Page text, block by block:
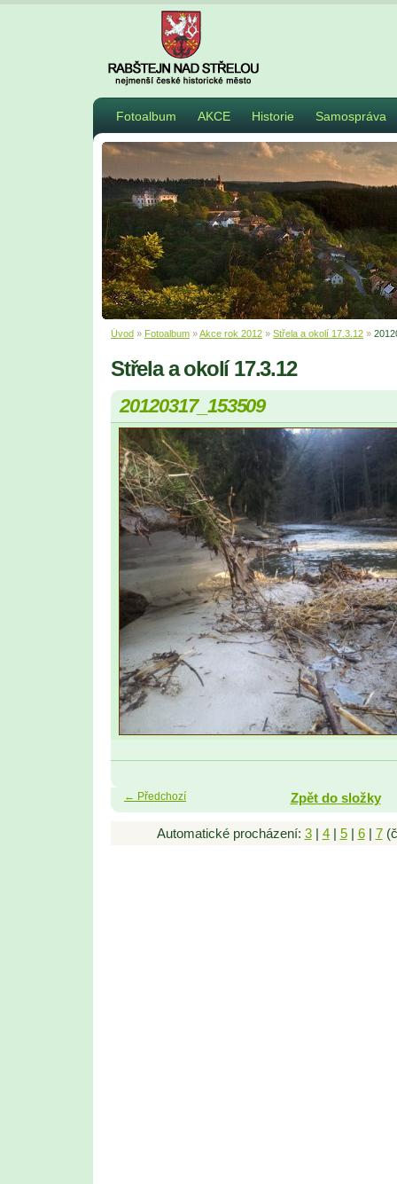
Fotoalbum AKCE Historie Samospráva
Úvod » Fotoalbum »Akce rok 2012 » Střela a okolí 17.3.12 »
Střela a okolí 17.3.12
20120317_153509
← Předchozí Zpět do složky
Automatické procházení: 3| 4| 5| 6| 7